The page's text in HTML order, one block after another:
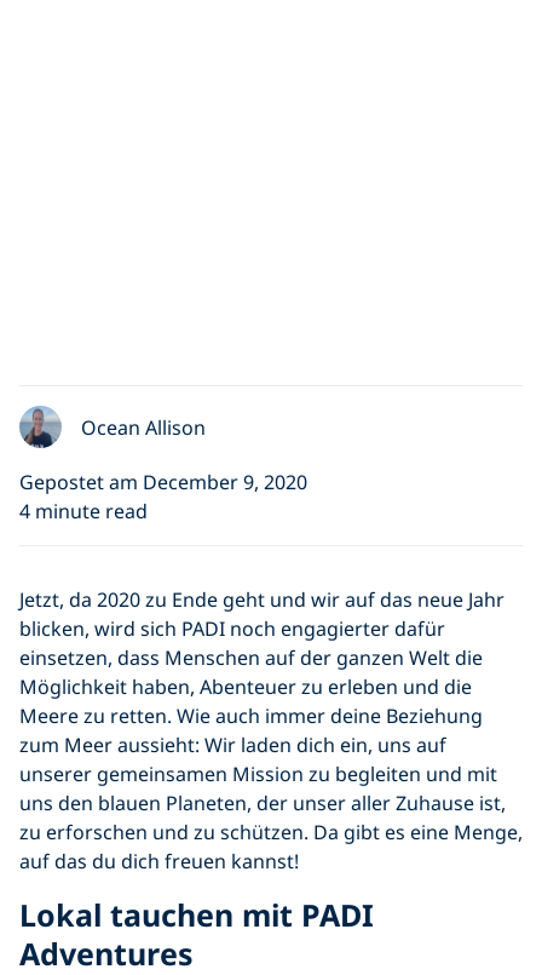
Ocean Allison
Gepostet am December 9, 2020
4 minute read
Jetzt, da 2020 zu Ende geht und wir auf das neue Jahr
blicken, wird sich PADI noch engagierter dafür
einsetzen, dass Menschen auf der ganzen Welt die
Möglichkeit haben, Abenteuer zu erleben und die
Meere zu retten. Wie auch immer deine Beziehung
zum Meer aussieht: Wir laden dich ein, uns auf
unserer gemeinsamen Mission zu begleiten und mit
uns den blauen Planeten, der unser aller Zuhause ist,
zu erforschen und zu schützen. Da gibt es eine Menge,
auf das du dich freuen kannst!
Lokal tauchen mit PADI
Adventures